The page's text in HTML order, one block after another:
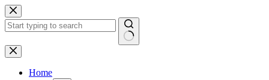
Skip
to
content
No
results
Home